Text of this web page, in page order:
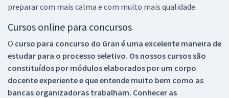
preparar com mais calma e com muito mais qualidade.
Cursos online para concursos
O curso para concurso do Gran é uma excelente maneira de
estudar para o processo seletivo. Os nossos cursos são
constituídos por módulos elaborados por um corpo
docente experiente e que entende muito bem como as
bancas organizadoras trabalham. Conhecer as